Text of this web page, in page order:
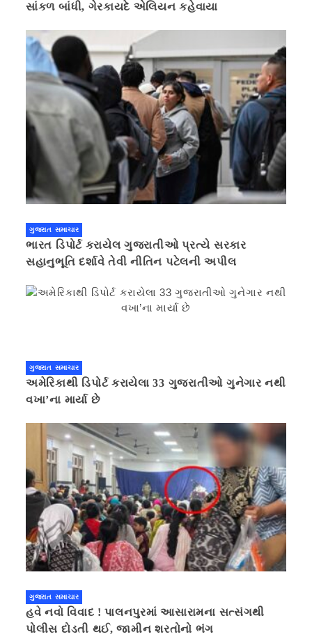
સાંકળ બાંધી, ગેરકાયદે એલિયન કહેવાયા
ગુજરાત સમાચાર
ભારત ડિપોર્ટ કરાયેલ ગુજરાતીઓ પ્રત્યે સરકાર
સહાનુભૂતિ દર્શાવે તેવી નીતિન પટેલની અપીલ
ગુજરાત સમાચાર
અમેરિકાથી ડિપોર્ટ કરાયેલા 33 ગુજરાતીઓ ગુનેગાર નથી
વખા’ના માર્યા છે
ગુજરાત સમાચાર
હવે નવો વિવાદ ! પાલનપુરમાં આસારામના સત્સંગથી
પોલીસ દોડતી થઈ, જામીન શરતોનો ભંગ